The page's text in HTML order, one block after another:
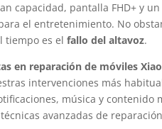
capacidad, pantalla FHD+ y
el entretenimiento. No
tiempo es elfallo del altavoz.
en reparación de móviles
intervenciones más
música y contenido
avanzadas de